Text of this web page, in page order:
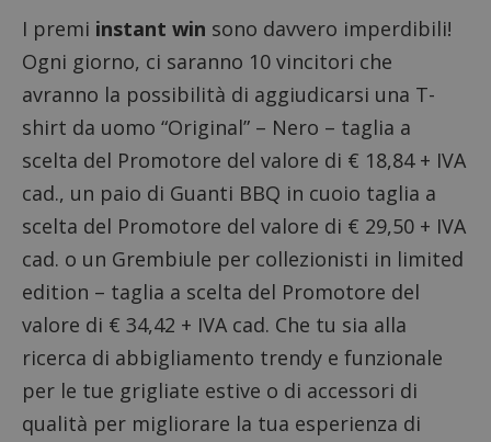
I premi instant win sono davvero imperdibili!
Ogni giorno, ci saranno 10 vincitori che
avranno la possibilità di aggiudicarsi una T-
shirt da uomo “Original” – Nero – taglia a
scelta del Promotore del valore di € 18,84 + IVA
cad., un paio di Guanti BBQ in cuoio taglia a
scelta del Promotore del valore di € 29,50 + IVA
cad. o un Grembiule per collezionisti in limited
edition – taglia a scelta del Promotore del
valore di € 34,42 + IVA cad. Che tu sia alla
ricerca di abbigliamento trendy e funzionale
per le tue grigliate estive o di accessori di
qualità per migliorare la tua esperienza di